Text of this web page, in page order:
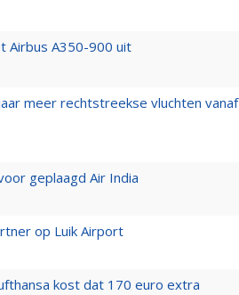
Airbus A350-900 uit
meer rechtstreekse vluchten vanaf
geplaagd Air India
op Luik Airport
kost dat 170 euro extra